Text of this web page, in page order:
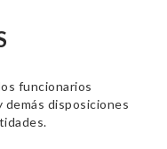
funcionarios
demás disposiciones